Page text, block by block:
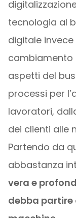
tecnologia al
digitale
cambiamento
aspetti del
processi per
lavoratori,
dei clienti alle
Partendo da
abbastanza
vera e
debba partire